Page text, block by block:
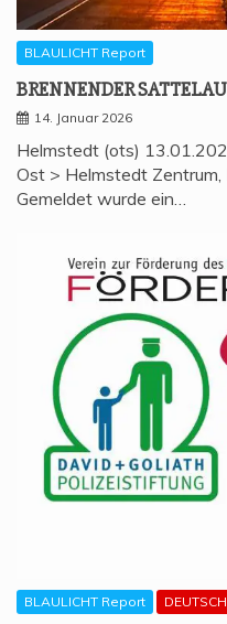
BLAULICHT Report
BREN­NEN­DER
14. Januar 2026
Helmstedt (ots)
Ost > Helmstedt
Gemeldet wurde ein…
BLAULICHT Report